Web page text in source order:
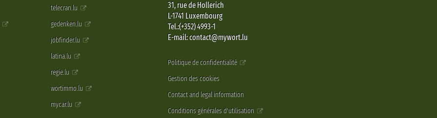
telecran.lu
gedenken.lu
jobfinder.lu
latina.lu
regie.lu
wortimmo.lu
mycar.lu
31, rue de Hollerich
L-1741 Luxembourg
Tel.:(+352) 4993-1
E-mail: contact@mywort.lu
Politique de confidentialité
Gestion des cookies
Contact and legal information
Conditions générales d'utilisation